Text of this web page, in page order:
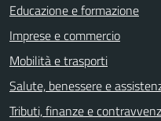
Educazione e formazione
Imprese e commercio
Mobilità e trasporti
Salute, benessere e
Tributi, finanze e